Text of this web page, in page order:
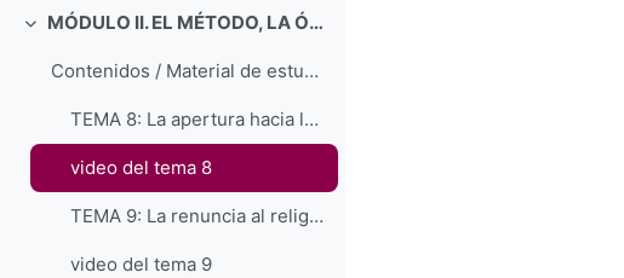
Colapsar MÓDULO II. EL MÉTODO, LA ÓPTICA DE ANÁLISIS
Contenidos / Material de estudio (copia)
TEMA 8: La apertura hacia la pluralidad y los ámbitos no occidentales
video del tema 8
TEMA 9: La renuncia al religiocentrismo
video del tema 9